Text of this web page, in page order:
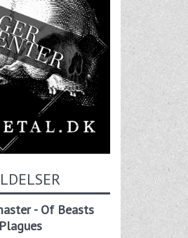
- Of Beasts